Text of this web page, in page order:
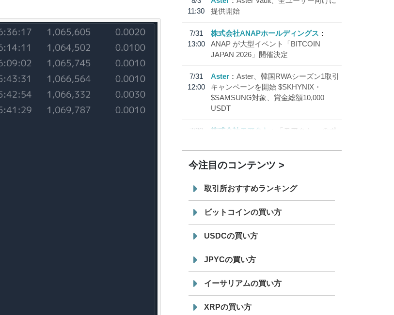
11:30
提供開始
7/31
13:00
株式会社ANAPホールディングス
ANAP が大型イベント「BITCOIN
JAPAN 2026」開催決定
7/31
12:00
Aster
Aster、韓国RWAシーズン1取引
キャンペーンを開始 $SKHYNIX・
$SAMSUNG対象、賞金総額10,000
USDT
7/30
株式会社モアクト
「モアクト」 のポ
「 JPYC」を追加
19:30
てステーブルコイン「JPYSC」徹底解
説セミナーを開催
今注目のコンテンツ
取引所おすすめランキング
ビットコインの買い方
USDCの買い方
JPYCの買い方
イーサリアムの買い方
XRPの買い方